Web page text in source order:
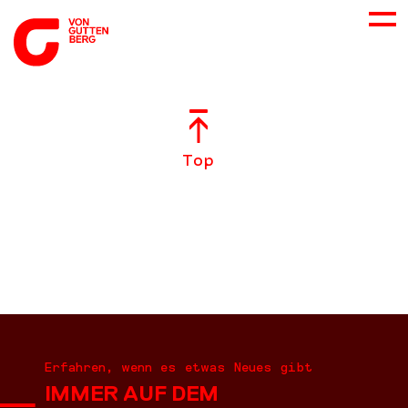
Top
Erfahren, wenn es etwas Neues gibt
IMMER AUF DEM